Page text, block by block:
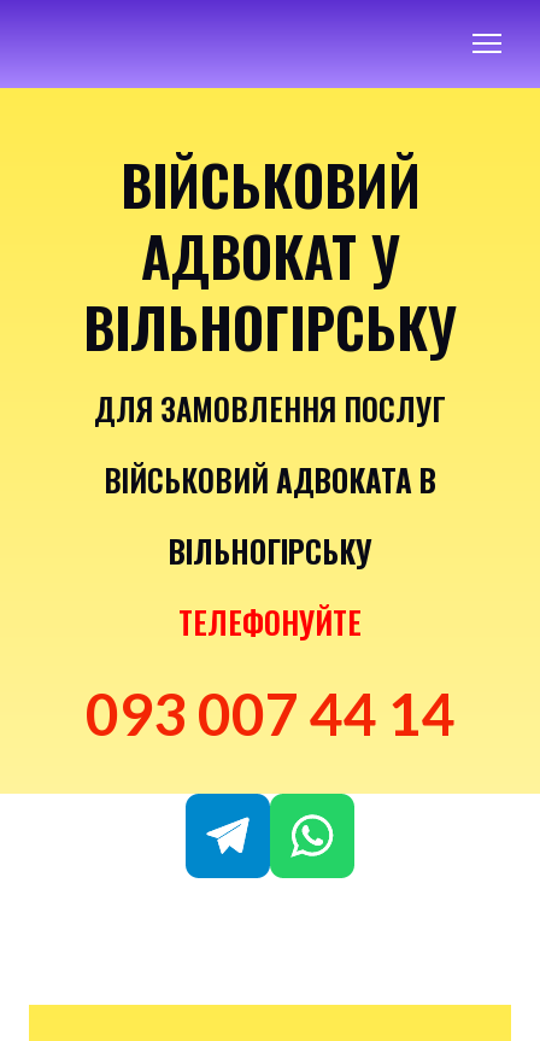
ВІЙСЬКОВИЙ
АДВОКАТ У
ВІЛЬНОГІРСЬКУ
ДЛЯ ЗАМОВЛЕННЯ ПОСЛУГ
ВІЙСЬКОВИЙАДВОКАТА В
ВІЛЬНОГІРСЬКУ
ТЕЛЕФОНУЙТЕ
093 007 44 14